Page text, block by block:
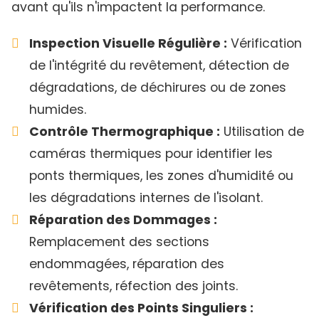
avant qu'ils n'impactent la performance.
Inspection Visuelle Régulière : Vérification
de l'intégrité du revêtement, détection de
dégradations, de déchirures ou de zones
humides.
Contrôle Thermographique : Utilisation de
caméras thermiques pour identifier les
ponts thermiques, les zones d'humidité ou
les dégradations internes de l'isolant.
Réparation des Dommages :
Remplacement des sections
endommagées, réparation des
revêtements, réfection des joints.
Vérification des Points Singuliers :